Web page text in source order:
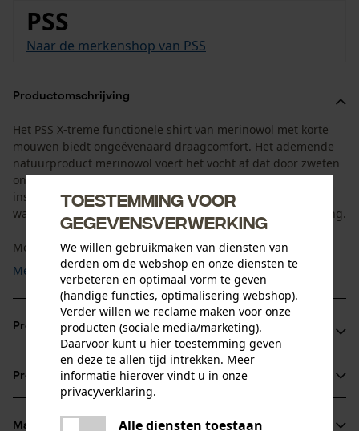
PSS
Naar de merkenshop van PSS
Productomschrijving
Het PSS X-treme functionele shirt van merinowol met korte
mouwen biedt ongeëvenaard draagcomfort. Het ademende
natuurproduct merinowol voert het vocht af dat door zweten
ontstaat, zodat uw huid altijd fris aanvoelt. Zelfs bij
inspannende activiteiten ontstaat er geen zweetgeur,
waardoor het shirt ideaal is voor gebruik als bosbouwkleding.
Merinowol is een hernieuwbare en 100% ...
Meer tonen
Productvoordelen
Drukvrije flatlocknaden op het functionele shirt zorgen
voor een draagervaring zonder schuren
Ook perfect op koude dagen als middenlaag onder
Productinformatie
Materiaal & onderhoud
Toestemming voor
gegevensverwerking
We willen gebruikmaken van diensten van
derden om de webshop en onze diensten te
verbeteren en optimaal vorm te geven
(handige functies, optimalisering webshop).
Verder willen we reclame maken voor onze
producten (sociale media/marketing).
Daarvoor kunt u hier toestemming geven
en deze te allen tijd intrekken. Meer
informatie hierover vindt u in onze
privacyverklaring.
Alle diensten toestaan